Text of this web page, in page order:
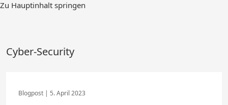
Zum
Zu Hauptinhalt springen
Cyber-Security
5. April 2023